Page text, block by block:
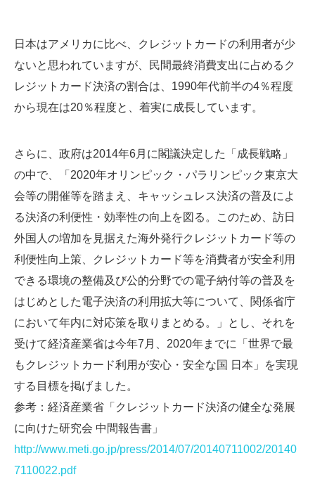
日本はアメリカに比べ、クレジットカードの利用者が少
ないと思われていますが、民間最終消費支出に占めるク
レジットカード決済の割合は、1990年代前半の4％程度
から現在は20％程度と、着実に成長しています。
さらに、政府は2014年6月に閣議決定した「成長戦略」
の中で、「2020年オリンピック・パラリンピック東京大
会等の開催等を踏まえ、キャッシュレス決済の普及によ
る決済の利便性・効率性の向上を図る。このため、訪日
外国人の増加を見据えた海外発行クレジットカード等の
利便性向上策、クレジットカード等を消費者が安全利用
できる環境の整備及び公的分野での電子納付等の普及を
はじめとした電子決済の利用拡大等について、関係省庁
において年内に対応策を取りまとめる。」とし、それを
受けて経済産業省は今年7月、2020年までに「世界で最
もクレジットカード利用が安心・安全な国 日本」を実現
する目標を掲げました。
参考：経済産業省「クレジットカード決済の健全な発展
に向けた研究会 中間報告書」
http://www.meti.go.jp/press/2014/07/20140711002/20140
7110022.pdf